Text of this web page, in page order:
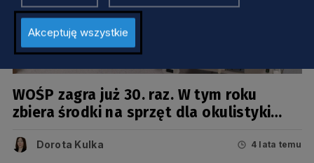
ZDROWIE
WOŚP zagra już 30. raz. W tym roku
zbiera środki na sprzęt dla okulistyki
Dorota Kulka 4 lata temu
Akceptuję wszystkie